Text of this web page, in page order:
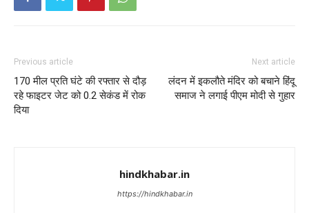
Previous article
170 मील प्रति घंटे की रफ्तार से दौड़
रहे फाइटर जेट को 0.2 सेकंड में रोक
दिया
Next article
लंदन में इकलौते मंदिर को बचाने हिंदू
समाज ने लगाई पीएम मोदी से गुहार
hindkhabar.in
https://hindkhabar.in